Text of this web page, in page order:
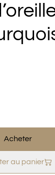
Acheter
au panier